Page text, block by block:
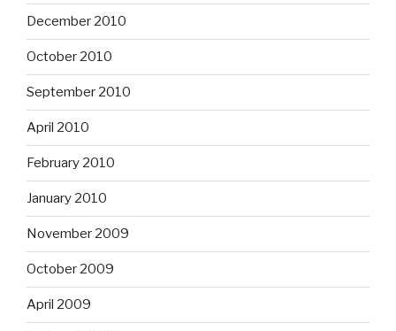
December 2010
October 2010
September 2010
April 2010
February 2010
January 2010
November 2009
October 2009
April 2009